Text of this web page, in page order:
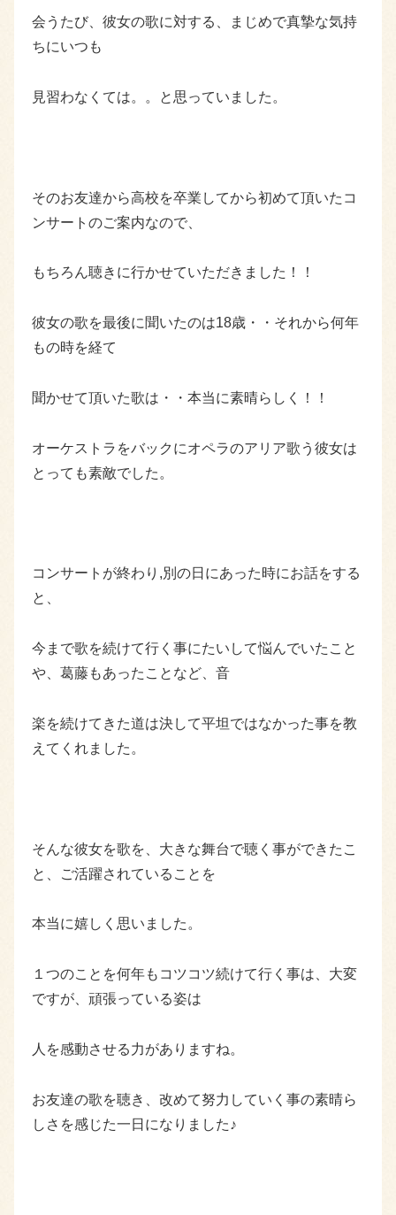
会うたび、彼女の歌に対する、まじめで真摯な気持
ちにいつも
見習わなくては。。と思っていました。
そのお友達から高校を卒業してから初めて頂いたコ
ンサートのご案内なので、
もちろん聴きに行かせていただきました！！
彼女の歌を最後に聞いたのは18歳・・それから何年
もの時を経て
聞かせて頂いた歌は・・本当に素晴らしく！！
オーケストラをバックにオペラのアリア歌う彼女は
とっても素敵でした。
コンサートが終わり,別の日にあった時にお話をする
と、
今まで歌を続けて行く事にたいして悩んでいたこと
や、葛藤もあったことなど、音
楽を続けてきた道は決して平坦ではなかった事を教
えてくれました。
そんな彼女を歌を、大きな舞台で聴く事ができたこ
と、ご活躍されていることを
本当に嬉しく思いました。
１つのことを何年もコツコツ続けて行く事は、大変
ですが、頑張っている姿は
人を感動させる力がありますね。
お友達の歌を聴き、改めて努力していく事の素晴ら
しさを感じた一日になりました♪